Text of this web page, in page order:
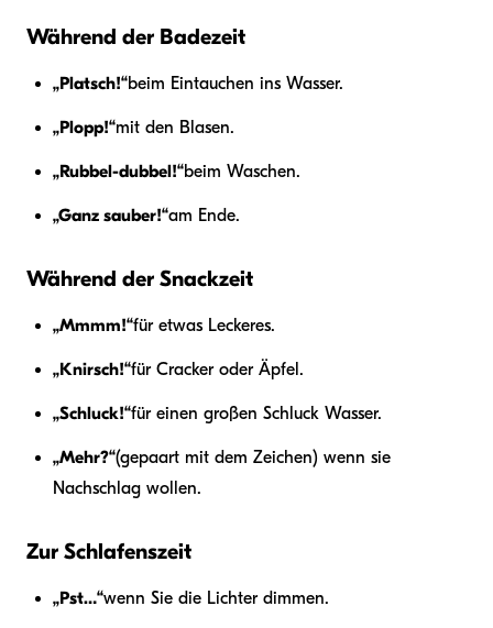
Während der Badezeit
„Platsch!“beim Eintauchen ins Wasser.
„Plopp!“mit den Blasen.
„Rubbel-dubbel!“beim Waschen.
„Ganz sauber!“am Ende.
Während der Snackzeit
„Mmmm!“für etwas Leckeres.
„Knirsch!“für Cracker oder Äpfel.
„Schluck!“für einen großen Schluck Wasser.
„Mehr?“(gepaart mit dem Zeichen) wenn sie
Nachschlag wollen.
Zur Schlafenszeit
„Pst…“wenn Sie die Lichter dimmen.